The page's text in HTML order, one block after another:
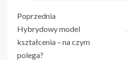
Poprzednia
Hybrydowy model
kształcenia – na czym
polega?